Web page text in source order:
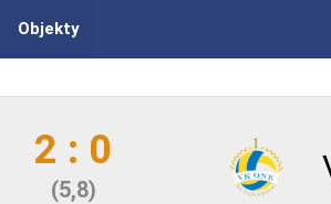
Objekty
2 : 0
(5,8)